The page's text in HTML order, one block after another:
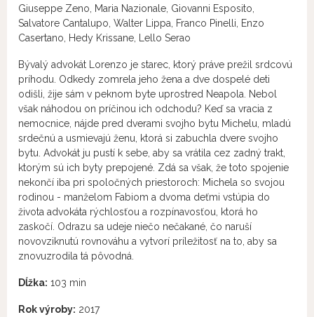
Giuseppe Zeno, Maria Nazionale, Giovanni Esposito,
Salvatore Cantalupo, Walter Lippa, Franco Pinelli, Enzo
Casertano, Hedy Krissane, Lello Serao
Bývalý advokát Lorenzo je starec, ktorý práve prežil srdcovú
príhodu. Odkedy zomrela jeho žena a dve dospelé deti
odišli, žije sám v peknom byte uprostred Neapola. Nebol
však náhodou on príčinou ich odchodu? Keď sa vracia z
nemocnice, nájde pred dverami svojho bytu Michelu, mladú
srdečnú a usmievajú ženu, ktorá si zabuchla dvere svojho
bytu. Advokát ju pustí k sebe, aby sa vrátila cez zadný trakt,
ktorým sú ich byty prepojené. Zdá sa však, že toto spojenie
nekončí iba pri spoločných priestoroch: Michela so svojou
rodinou - manželom Fabiom a dvoma deťmi vstúpia do
života advokáta rýchlosťou a rozpínavosťou, ktorá ho
zaskočí. Odrazu sa udeje niečo nečakané, čo naruší
novovziknutú rovnováhu a vytvorí príležitosť na to, aby sa
znovuzrodila tá pôvodná.
Dĺžka: 103 min
Rok výroby: 2017